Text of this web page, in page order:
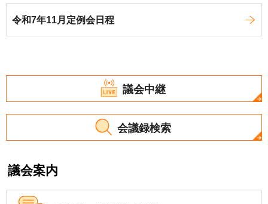
令和7年11月定例会日程
議会中継
会議録検索
議会案内